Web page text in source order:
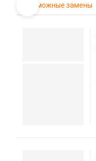
Возможные замены